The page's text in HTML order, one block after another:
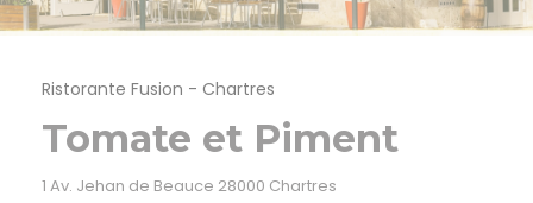
Ristorante Fusion - Chartres
Tomate et Piment
1 Av. Jehan de Beauce 28000 Chartres